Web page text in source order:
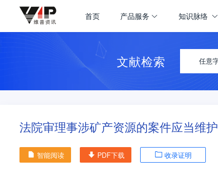
首页 产品服务 知识脉络
文献检索 任意
法院审理事涉矿产资源的案件应当维
智能阅读 PDF下载 收录证明